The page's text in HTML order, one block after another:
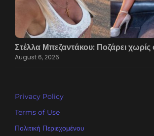
Στέλλα Μπεζαντάκου: Ποζάρει χωρίς
August 6, 2026
Privacy Policy
Terms of Use
Πολιτική Περιεχομένου